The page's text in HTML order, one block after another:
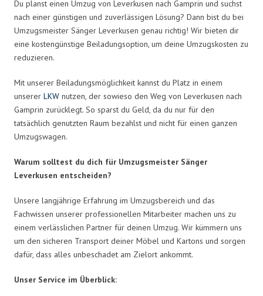
Du planst einen Umzug von Leverkusen nach Gamprin und suchst
nach einer günstigen und zuverlässigen Lösung? Dann bist du bei
Umzugsmeister Sänger Leverkusen genau richtig! Wir bieten dir
eine kostengünstige Beiladungsoption, um deine Umzugskosten zu
reduzieren.
Mit unserer Beiladungsmöglichkeit kannst du Platz in einem
unserer LKW nutzen, der sowieso den Weg von Leverkusen nach
Gamprin zurücklegt. So sparst du Geld, da du nur für den
tatsächlich genutzten Raum bezahlst und nicht für einen ganzen
Umzugswagen.
Warum solltest du dich für Umzugsmeister Sänger
Leverkusen entscheiden?
Unsere langjährige Erfahrung im Umzugsbereich und das
Fachwissen unserer professionellen Mitarbeiter machen uns zu
einem verlässlichen Partner für deinen Umzug. Wir kümmern uns
um den sicheren Transport deiner Möbel und Kartons und sorgen
dafür, dass alles unbeschadet am Zielort ankommt.
Unser Service im Überblick: